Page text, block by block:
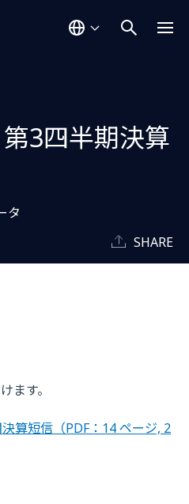
3四半期決算
タ
SHARE
ます。
算短信（PDF：14 ページ, 2